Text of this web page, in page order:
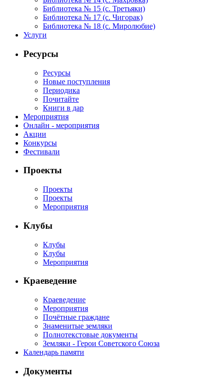
Библиотека № 15 (с. Третьяки)
Библиотека № 17 (с. Чигорак)
Библиотека № 18 (с. Миролюбие)
Услуги
Ресурсы
Ресурсы
Новые поступления
Периодика
Почитайте
Книги в дар
Мероприятия
Онлайн - мероприятия
Акции
Конкурсы
Фестивали
Проекты
Проекты
Проекты
Мероприятия
Клубы
Клубы
Клубы
Мероприятия
Краеведение
Краеведение
Мероприятия
Почётные граждане
Знаменитые земляки
Полнотекстовые документы
Земляки - Герои Советского Союза
Календарь памяти
Документы